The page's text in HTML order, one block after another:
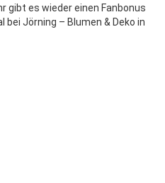
gibt es wieder einen Fanbonus
bei Jörning – Blumen & Deko in